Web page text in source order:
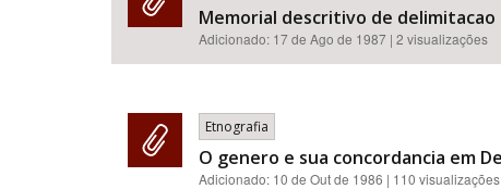
Memorial descritivo de delimitacao
Adicionado: 17 de Ago de 1987 | 2 visualizações
Etnografia
O genero e sua concordancia em
Adicionado: 10 de Out de 1986 | 110 visualizações